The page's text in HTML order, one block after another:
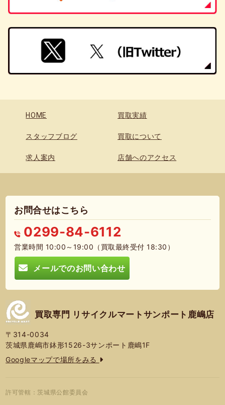
HOME 買取実績
スタッフブログ 買取について
求人案内 店舗へのアクセス
お問合せはこちら
0299-84-6112
営業時間 10:00～19:00（買取最終受付 18:30）
メールでのお問い合わせ
買取専門 リサイクルマートサンポート鹿嶋店
〒314-0034
茨城県鹿嶋市鉢形1526-3サンポート鹿嶋1F
Googleマップで場所をみる
許可管轄：茨城県公館委員会